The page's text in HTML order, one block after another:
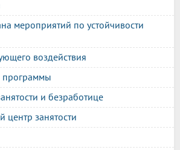
мероприятий по устойчивости
воздействия
и безработице
центр занятости